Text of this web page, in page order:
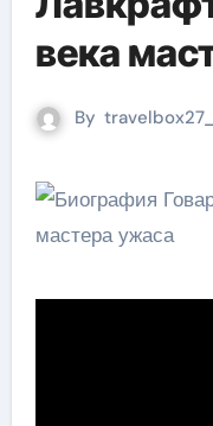
века
By travelbox27_